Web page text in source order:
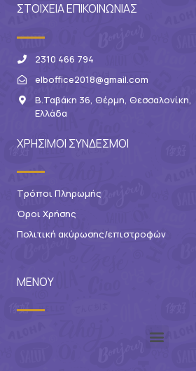
ΣΤΟΙΧΕΙΑ ΕΠΙΚΟΙΝΩΝΙΑΣ
2310 466 794
elboffice2018@gmail.com
Β.Ταβάκη 36, Θέρμη, Θεσσαλονίκη,
Ελλάδα
ΧΡΗΣΙΜΟΙ ΣΥΝΔΕΣΜΟΙ
Τρόποι Πληρωμής
Όροι Χρήσης
Πολιτική ακύρωσης/επιστροφών
ΜΕΝΟΥ